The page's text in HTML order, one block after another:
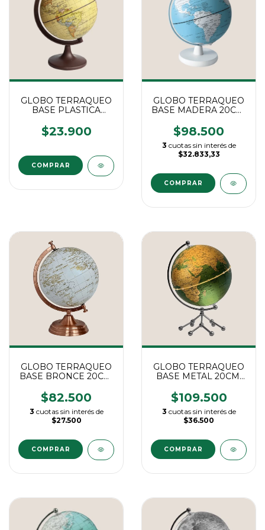
GLOBO TERRAQUEO
BASE PLASTICA
$23.900
GLOBO TERRAQUEO
BASE MADERA 20CM.
$98.500
3 cuotas sin interés de
$32.833,33
GLOBO TERRAQUEO
BASE BRONCE 20CM.
$82.500
3 cuotas sin interés de
$27.500
GLOBO TERRAQUEO
BASE METAL 20CM.
$109.500
3 cuotas sin interés de
$36.500